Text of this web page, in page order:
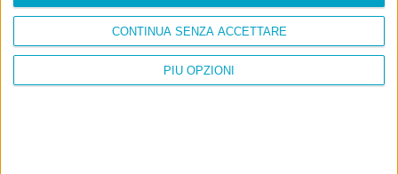
PIÙ OPZIONI
CONTINUA SENZA ACCETTARE
AI che scrive di Taylor Swift come se fossi io
Filologia di Wittgenstein